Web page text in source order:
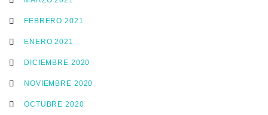
FEBRERO 2021
ENERO 2021
DICIEMBRE 2020
NOVIEMBRE 2020
OCTUBRE 2020